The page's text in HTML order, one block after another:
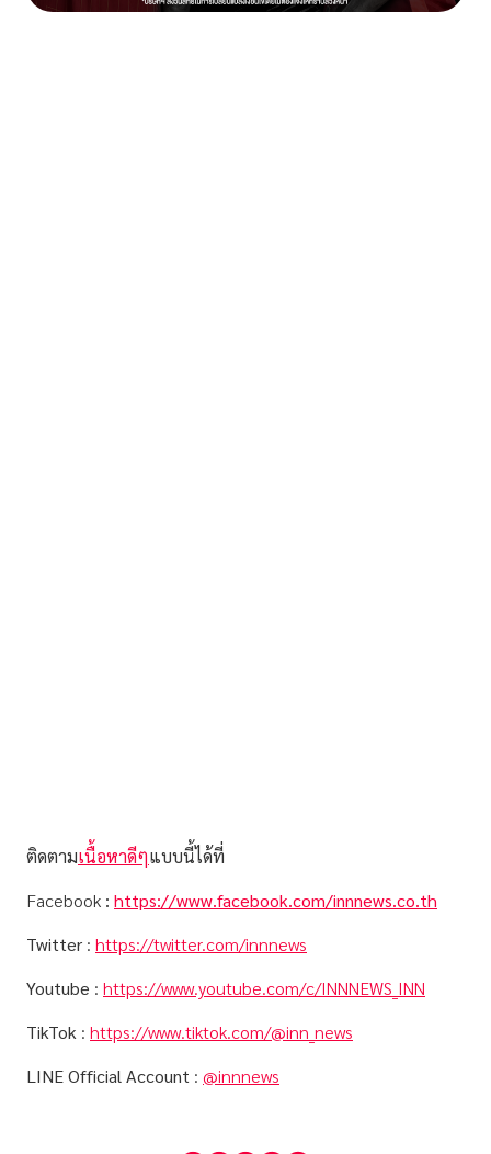
ติดตามเนื้อหาดีๆแบบนี้ได้ที่
Facebook : https://www.facebook.com/innnews.co.th
Twitter : https://twitter.com/innnews
Youtube : https://www.youtube.com/c/INNNEWS_INN
TikTok : https://www.tiktok.com/@inn_news
LINE Official Account : @innnews